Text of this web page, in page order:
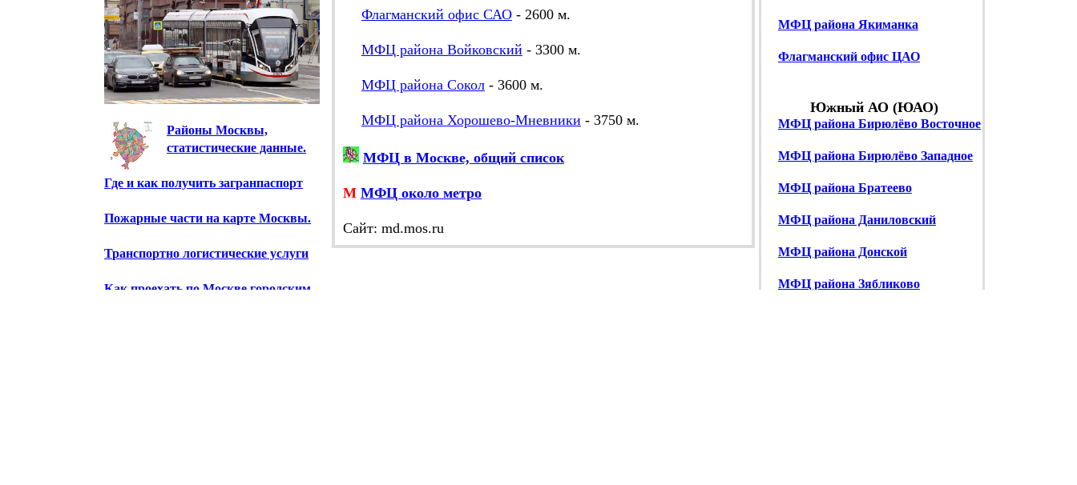
Районы Москвы,
статистические данные.
Где и как получить загранпаспорт
Пожарные части на карте Москвы.
Транспортно логистические услуги
Как проехать по Москве городским
Флагманский офис САО- 2600 м.
МФЦ района Войковский - 3300 м.
МФЦ района Сокол- 3600 м.
МФЦ района Хорошево-Мневники - 3750 м.
МФЦ в Москве, общий список
М МФЦ около метро
Сайт: md.mos.ru
МФЦ района Якиманка
Флагманский офис ЦАО
Южный АО (ЮАО)
МФЦ района Бирюлёво Восточное
МФЦ района Бирюлёво Западное
МФЦ района Братеево
МФЦ района Даниловский
МФЦ района Донской
МФЦ района Зябликово